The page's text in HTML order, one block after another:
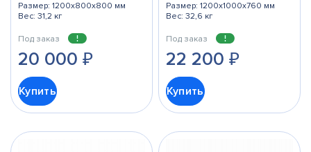
Размер: 1200x800x800 мм
Вес: 31,2 кг
Под заказ
20 000₽
Купить
Размер: 1200x1000x760 мм
Вес: 32,6 кг
Под заказ
22 200 ₽
Купить